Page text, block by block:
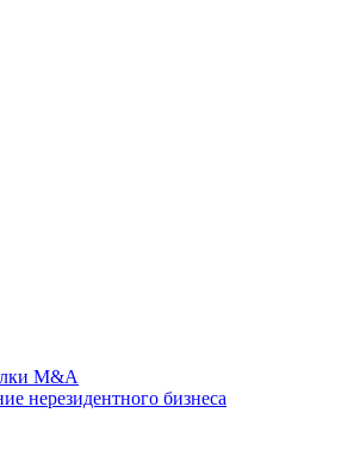
M&A
нерезидентного бизнеса